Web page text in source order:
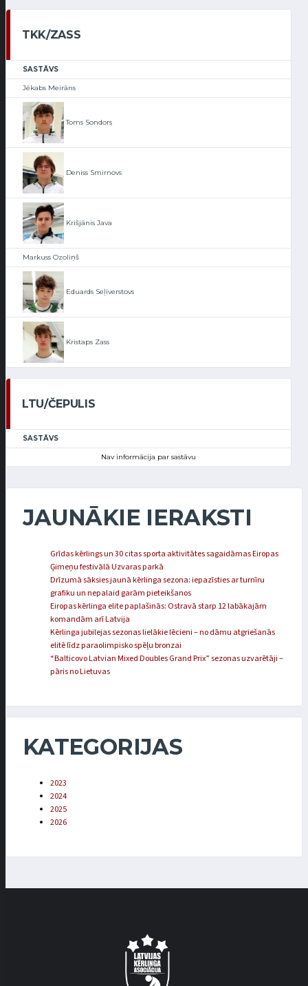
TKK/ZASS
SASTĀVS
Jēkabs Meirāns
Toms Sondors
Deniss Smirnovs
Krišjānis Java
Markuss Ozoliņš
Eduards Seļiverstovs
Kristaps Zass
LTU/ČEPULIS
SASTĀVS
Nav informācija par sastāvu
JAUNĀKIE IERAKSTI
Grīdas kērlings un 30 citas sporta aktivitātes sagaidāmas Eiropas
Ģimeņu festivālā Uzvaras parkā
Drīzumā sāksies jaunā kērlinga sezona: iepazīsties ar turnīru
grafiku un nepalaid garām pieteikšanos
Eiropas kērlinga elite paplašinās: Ostravā starp 12 labākajām
komandām arī Latvija
Kērlinga jubilejas sezonas lielākie lēcieni – no dāmu atgriešanās
elitē līdz paraolimpisko spēļu bronzai
“Balticovo Latvian Mixed Doubles Grand Prix” sezonas uzvarētāji –
pāris no Lietuvas
KATEGORIJAS
2023
2024
2025
2026